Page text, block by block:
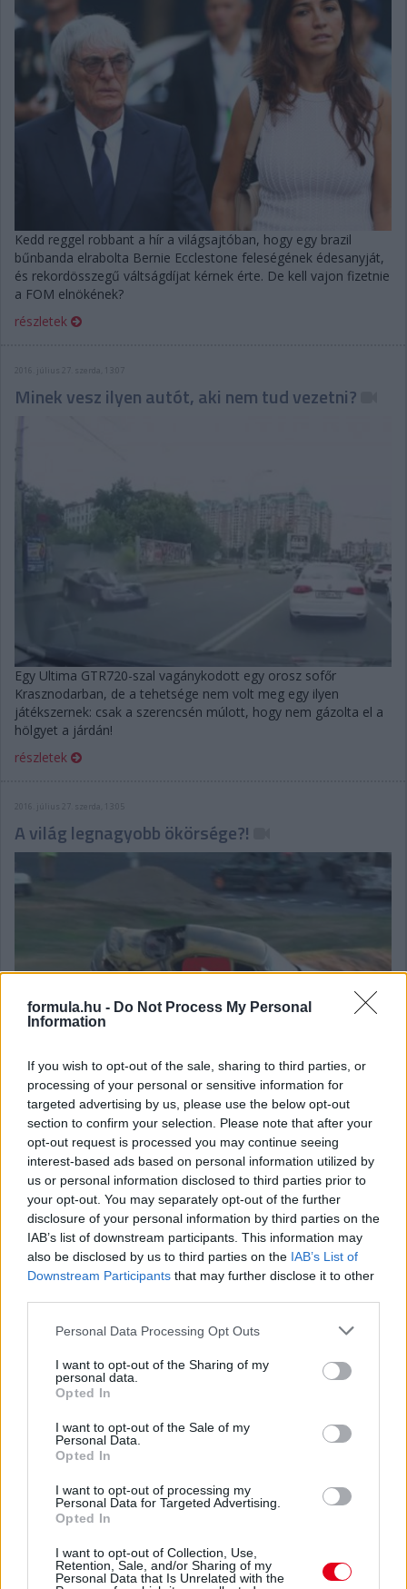
formula.hu - Do Not Process My Personal
Information
If you wish to opt-out of the sale, sharing to third parties, or
processing of your personal or sensitive information for
targeted advertising by us, please use the below opt-out
section to confirm your selection. Please note that after your
opt-out request is processed you may continue seeing
interest-based ads based on personal information utilized by
us or personal information disclosed to third parties prior to
your opt-out. You may separately opt-out of the further
disclosure of your personal information by third parties on the
IAB’s list of downstream participants. This information may
also be disclosed by us to third parties on the IAB’s List of
Downstream Participants that may further disclose it to other
Please note that this website/app uses one or more Google
not limited to your visit or usage behaviour. You may click to
grant or deny consent to Google and its third-party tags to
use your data for below specified purposes in below Google
consent section.
Personal Data Processing Opt Outs
I want to opt-out of the Sharing of my
personal data.
Opted In
I want to opt-out of the Sale of my
Personal Data.
Opted In
I want to opt-out of processing my
Personal Data for Targeted Advertising.
Opted In
I want to opt-out of Collection, Use,
Retention, Sale, and/or Sharing of my
Personal Data that Is Unrelated with the
Kedd reggel robbant a hír a világsajtóban, hogy egy brazil
bűnbanda elrabolta Bernie Ecclestone feleségének édesanyját,
és rekordösszegű váltságdíjat kérnek érte. De kell vajon fizetnie
a FOM elnökének?
részletek
2016. július 27. szerda, 13:07
Minek vesz ilyen autót, aki nem tud vezetni?
Egy Ultima GTR720-szal vagánykodott egy orosz sofőr
Krasznodarban, de a tehetsége nem volt meg egy ilyen
játékszernek: csak a szerencsén múlott, hogy nem gázolta el a
hölgyet a járdán!
részletek
2016. július 27. szerda, 13:05
A világ legnagyobb ökörsége?!
Nem tudjuk, ki találta fel a tolatós roncsderbit, de hogy nem
volt százas, az egészen biztos – az persze kétségtelen, hogy
roppant szórakoztató, de semmi pénzért sem próbálnánk ki!
részletek
2016. július 27. szerda, 12:54
A magyar kamionos hihetetlen bénázása
„Figyejjé má', inkább segíccsé, jó?” – ezt kiabálta a magyar
kamionos annak a kamerásnak, aki egy egészen döbbenetes
jelenetet rögzített egy Liverpool-közeli kisvárosban: pusztult a